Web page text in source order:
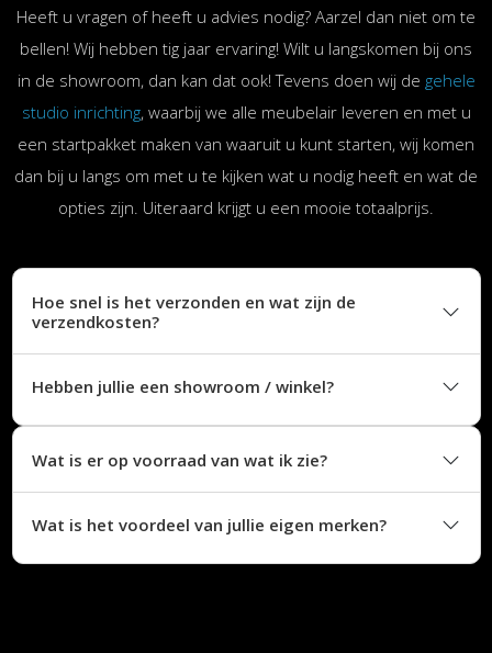
Heeft u vragen of heeft u advies nodig? Aarzel dan niet om te
bellen! Wij hebben tig jaar ervaring! Wilt u langskomen bij ons
in de showroom, dan kan dat ook! Tevens doen wij de gehele
studio inrichting, waarbij we alle meubelair leveren en met u
een startpakket maken van waaruit u kunt starten, wij komen
dan bij u langs om met u te kijken wat u nodig heeft en wat de
opties zijn. Uiteraard krijgt u een mooie totaalprijs.
Hoe snel is het verzonden en wat zijn de
verzendkosten?
Hebben jullie een showroom / winkel?
Wat is er op voorraad van wat ik zie?
Wat is het voordeel van jullie eigen merken?